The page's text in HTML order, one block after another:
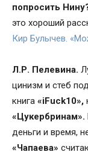
попросить
это хороший
Киp Булычев.
Л.Р. Пелевина.
цинизм и стеб
книга «iFuck10»,
«Цукербринам».
деньги и время,
«Чапаева»